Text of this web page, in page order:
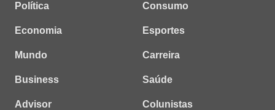
Política
Economia
Mundo
Business
Advisor
Consumo
Esportes
Carreira
Saúde
Colunistas